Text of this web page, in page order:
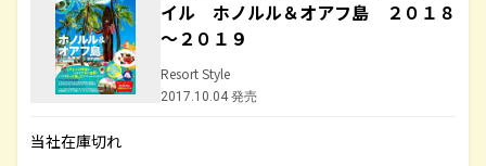
イル ホノルル＆オアフ島 ２０１８
～２０１９
Resort Style
2017.10.04 発売
当社在庫切れ